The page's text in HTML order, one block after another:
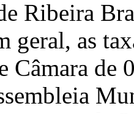
Ribeira
geral, as
Câmara de